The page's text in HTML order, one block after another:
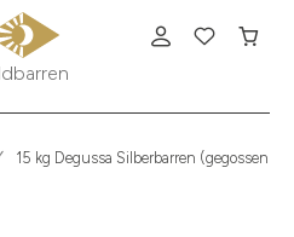
15 kg Degussa Silberbarren (gegossen)